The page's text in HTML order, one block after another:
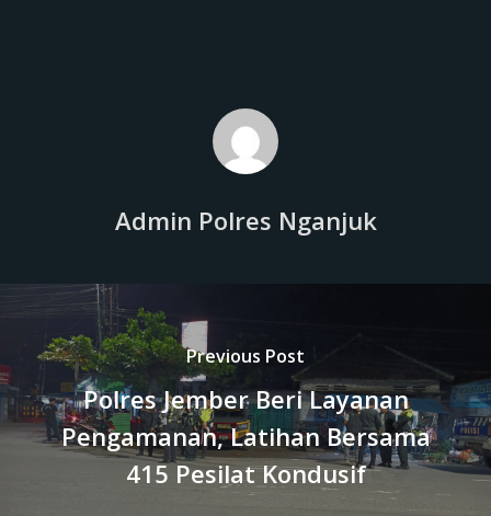
Admin Polres Nganjuk
Previous Post
Polres Jember Beri Layanan
Pengamanan, Latihan Bersama
415 Pesilat Kondusif